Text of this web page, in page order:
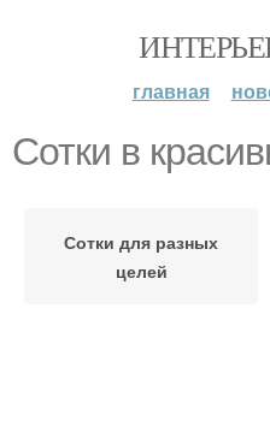
главная
Сотки в
Сотки для разных
целей